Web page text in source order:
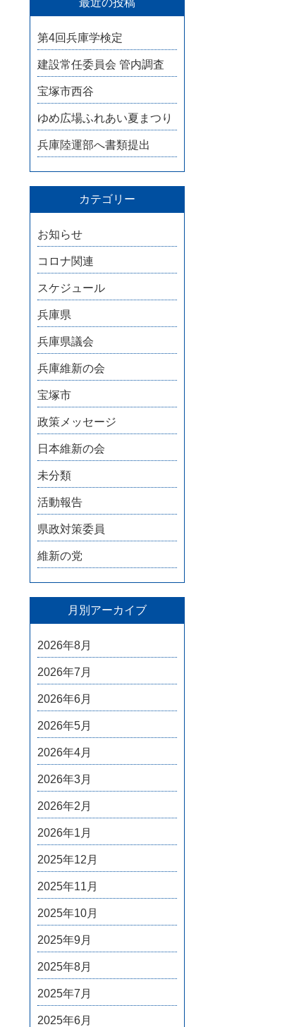
最近の投稿
第4回兵庫学検定
建設常任委員会 管内調査
宝塚市西谷
ゆめ広場ふれあい夏まつり
兵庫陸運部へ書類提出
カテゴリー
お知らせ
コロナ関連
スケジュール
兵庫県
兵庫県議会
兵庫維新の会
宝塚市
政策メッセージ
日本維新の会
未分類
活動報告
県政対策委員
維新の党
月別アーカイブ
2026年8月
2026年7月
2026年6月
2026年5月
2026年4月
2026年3月
2026年2月
2026年1月
2025年12月
2025年11月
2025年10月
2025年9月
2025年8月
2025年7月
2025年6月